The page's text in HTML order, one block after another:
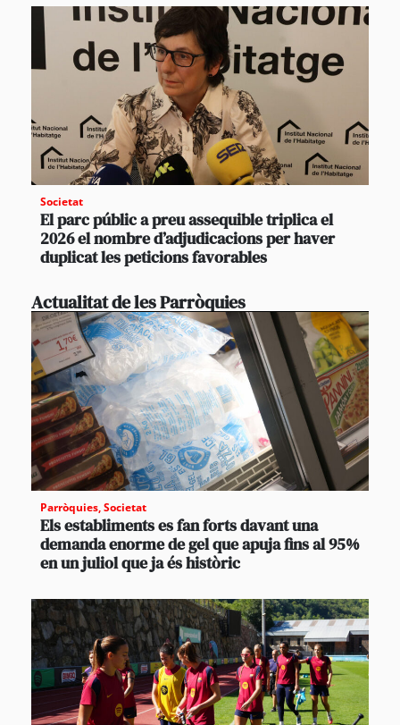
Societat
El parc públic a preu assequible triplica el
2026 el nombre d’adjudicacions per haver
duplicat les peticions favorables
Actualitat de les Parròquies
Parròquies,Societat
Els establiments es fan forts davant una
demanda enorme de gel que apuja fins al 95%
en un juliol que ja és històric